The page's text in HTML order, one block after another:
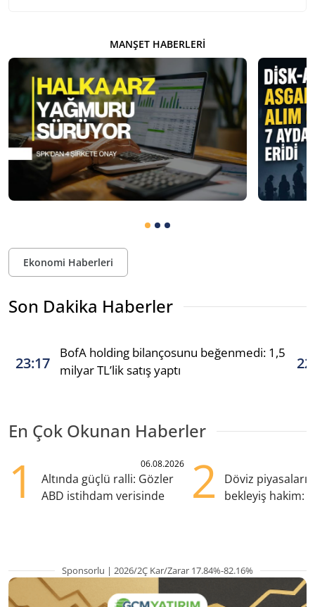
MANŞET HABERLERI
Ekonomi Haberleri
Son Dakika Haberler
23:17
BofA holding bilançosunu beğenmedi: 1,5
milyar TL’lik satış yaptı
En Çok Okunan Haberler
1 06.08.2026
Altında güçlü ralli: Gözler
ABD istihdam verisinde
2
Döviz
bekleyiş hakim:
Sponsorlu | 2026/2Ç Kar/Zarar 17.84%-82.16%